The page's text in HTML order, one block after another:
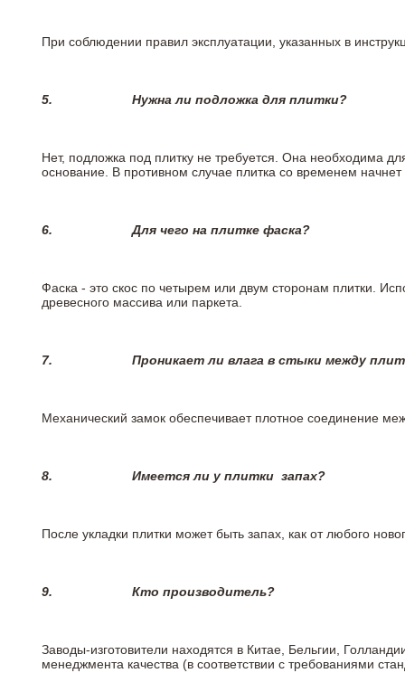
При соблюдении правил эксплуатации, указанных в
5. Нужна ли подложка для плитки?
Нет, подложка под плитку не требуется. Она необходима
основание. В противном случае плитка со временем
6.Для чего на плитке фаска?
Фаска - это скос по четырем или двум сторонам плитки.
древесного массива или паркета.
7. Проникает ли влага в стыки между
Механический замок обеспечивает плотное соединение
8. Имеется ли у плитки запах?
После укладки плитки может быть запах, как от любого
9. Кто производитель?
Заводы-изготовители находятся в Китае, Бельгии,
менеджмента качества (в соответствии с требованиями